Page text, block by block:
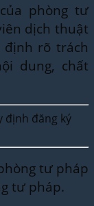
phòng tư
dịch thuật
rõ trách
dung, chất
định đăng ký
tư pháp
tư pháp.